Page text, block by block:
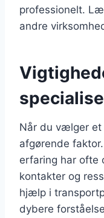
professionelt.
andre
Når du vælger et
afgørende
erfaring har
kontakter og
hjælp i
dybere